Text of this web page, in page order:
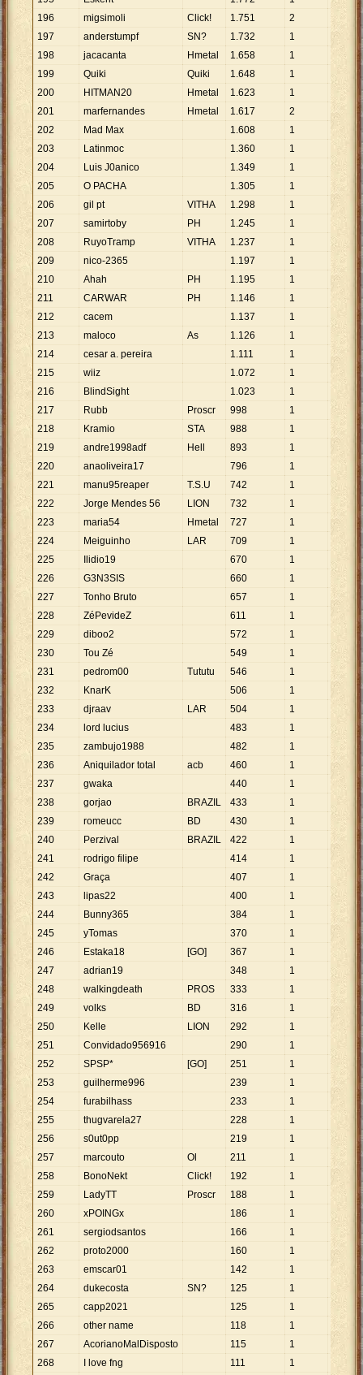
196
migsimoli Click! 1.751 2
197
anderstumpf SN? 1.732 1 1
198
jacacanta Hmetal 1.658 1
658
199
Quiki Quiki 1.648 1 1
200
HITMAN20 Hmetal 1.623 1
623
201
marfernandes Hmetal 1.617 2
809
202
Mad Max 1.608 1 .
203
Latinmoc 1.360 1
204
Luis J0anico 1.349 1 1 349
205
O PACHA 1.305 1
305
206
gil pt VITHA 1.298 1
207
samirtoby PH 1.245 1
245
208
RuyoTramp VITHA 1.237 1
209
nico-2365 1.197 1
210
Ahah PH 1.195 1 1
211
CARWAR PH 1.146 1
146
212
cacem 1.137 1 1
213
maloco As 1.126 1
214
cesar a. pereira 1.111 1 1
215
wiiz 1.072 1 .
216
BlindSight 1.023 1
217
Rubb Proscr 998 1
998
218
Kramio STA 988 1
988
219
andre1998adf Hell 893 1
220
anaoliveira17 796 1
796
221
manu95reaper T.S.U 742 1
742
222
Jorge Mendes 56 LION 732 1
223
maria54 Hmetal 727 1
727
224
Meiguinho LAR 709 1
225
Ilidio19 670 1
670
226
G3N3SIS 660 1
227
Tonho Bruto 657 1
657
228
ZéPevideZ 611 1
611
229
diboo2 572 1
230
Tou Zé 549 1
549
231
pedrom00 Tututu 546 1
546
232
KnarK 506 1
233
djraav LAR 504 1
504
234
lord lucius 483 1
483
235
zambujo1988 482 1
482
236
Aniquilador total acb 460 1
460
237
gwaka 440 1
238
gorjao BRAZIL 433 1
239
romeucc BD 430 1
430
240
Perzival BRAZIL 422 1
422
241
rodrigo filipe 414 1
414
242
Graça 407 1
243
lipas22 400 1
400
244
Bunny365 384 1
384
245
yTomas 370 1
370
246
Estaka18 [GO] 367 1
367
247
adrian19 348 1
348
248
walkingdeath PROS 333 1
333
249
volks BD 316 1
316
250
Kelle LION 292 1
292
251
Convidado956916 290 1
252
SPSP* [GO] 251 1
251
253
guilherme996 239 1
239
254
furabilhass 233 1
233
255
thugvarela27 228 1
256
s0ut0pp 219 1
219
257
marcouto Ol 211 1
211
258
BonoNekt Click! 192 1
192
259
LadyTT Proscr 188 1
188
260
xPOINGx 186 1
186
261
sergiodsantos 166 1
166
262
proto2000 160 1
160
263
emscar01 142 1
142
264
dukecosta SN? 125 1
265
capp2021 125 1
125
266
other name 118 1
118
267
AcorianoMalDisposto 115 1
268
I love fng 111 1